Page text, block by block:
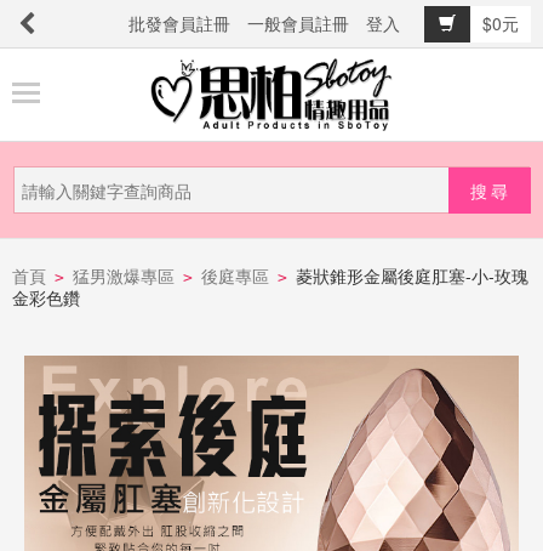
批發會員註冊 一般會員註冊 登入
$0元
品
新
品
上
首頁 > 猛男激爆專區 > 後庭專區 > 菱狀錐形金屬後庭肛塞-小-玫瑰
金彩色鑽